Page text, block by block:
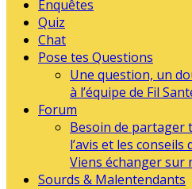
Enquêtes
Quiz
Chat
Pose tes Questions
Une question, un
à l’équipe de Fil
Forum
Besoin de partager
l’avis et les
Viens échanger sur
Sourds & Malentendants